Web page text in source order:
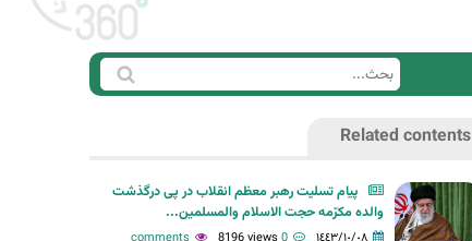
ا
س
ب
ح
Related contents
پیام تسلیت رهبر معظم انقلاب در پی درگذشت
والده مکرّمه حجت الاسلام والمسلمین...